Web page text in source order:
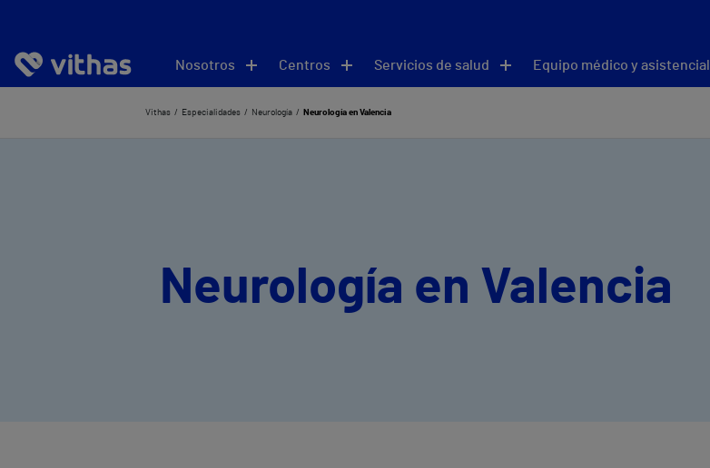
Nosotros Centros Servicios de salud Equipo médico y asistencial
Vithas Especialidades Neurología Neurología en Valencia
Neurología en Valencia